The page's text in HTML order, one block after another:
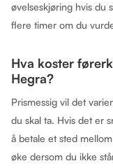
øvelseskjøring hvis du
flere timer om du
Hva koster
Hegra?
Prismessig vil det
du skal ta. Hvis det er
å betale et sted
øke dersom du ikke